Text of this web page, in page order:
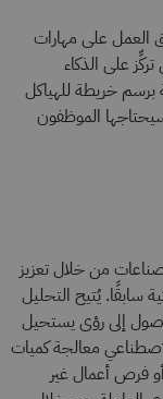
العمل على مهارات
على الذكاء
برسم خريطة للهياكل
سيحتاجها الموظفون
من خلال تعزيز
سابقًا. يُتيح التحليل
إلى رؤى يستحيل
معالجة كميات
فرص أعمال غير